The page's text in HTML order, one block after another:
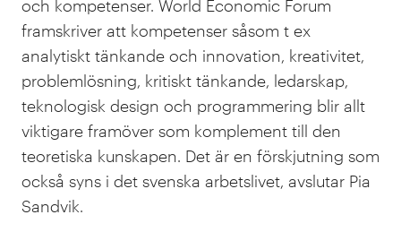
och kompetenser. World Economic Forum
framskriver att kompetenser såsom t ex
analytiskt tänkande och innovation, kreativitet,
problemlösning, kritiskt tänkande, ledarskap,
teknologisk design och programmering blir allt
viktigare framöver som komplement till den
teoretiska kunskapen. Det är en förskjutning som
också syns i det svenska arbetslivet, avslutar Pia
Sandvik.